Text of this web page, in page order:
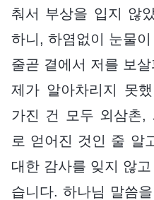
춰서 부상을 입지 않
하니, 하염없이 눈물
줄곧 곁에서 저를 보
제가 알아차리지 못
가진 건 모두 외삼촌,
로 얻어진 것인 줄 알
대한 감사를 잊지 않
습니다. 하나님 말씀